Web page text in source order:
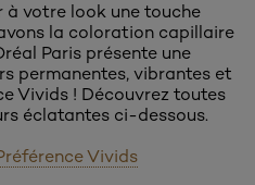
à votre look une touche
la coloration capillaire
Paris présente une
permanentes, vibrantes et
Vivids ! Découvrez toutes
éclatantes ci-dessous.
Vivids